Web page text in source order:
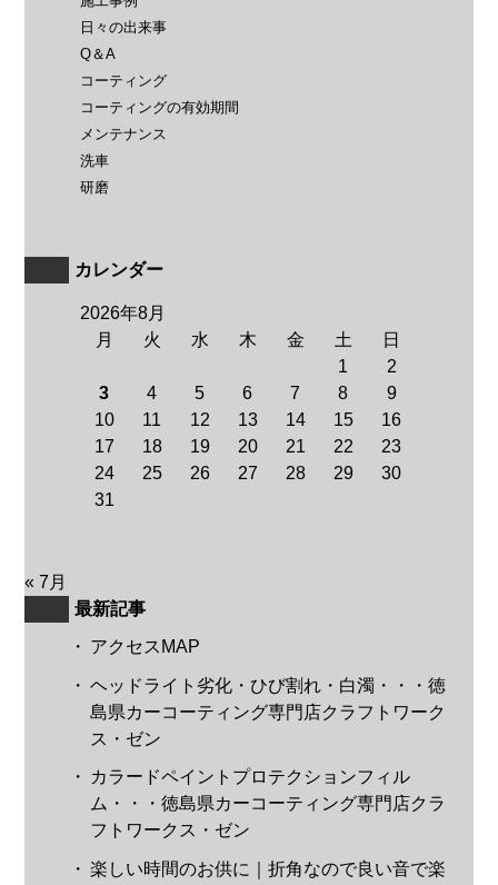
日々の出来事
Q＆A
コーティング
コーティングの有効期間
メンテナンス
洗車
研磨
カレンダー
2026年8月
月
火 水 木 金 土
日
1
2
3
4 5 6 7 8
9
10
11 12 13 14 15
16
17
18 19 20 21 22
23
24
25 26 27 28 29
30
31
« 7月
最新記事
・ アクセスMAP
・ ヘッドライト劣化・ひび割れ・白濁・・・徳
島県カーコーティング専門店クラフトワーク
ス・ゼン
・
カラードペイントプロテクションフィル
ム・・・徳島県カーコーティング専門店クラ
フトワークス・ゼン
・ 楽しい時間のお供に｜折角なので良い音で楽